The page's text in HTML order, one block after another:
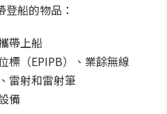
船的物品：
帶上船
標（EPIPB）、業餘無線
雷射和雷射筆
備